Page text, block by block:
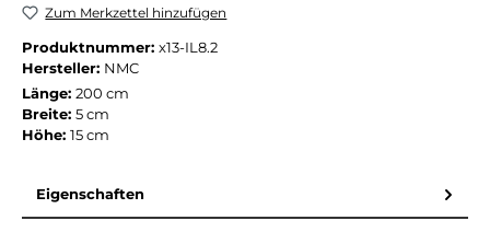
Zum Merkzettel hinzufügen
Produktnummer: x13-IL8.2
Hersteller: NMC
Länge: 200 cm
Breite: 5 cm
Höhe: 15 cm
Eigenschaften